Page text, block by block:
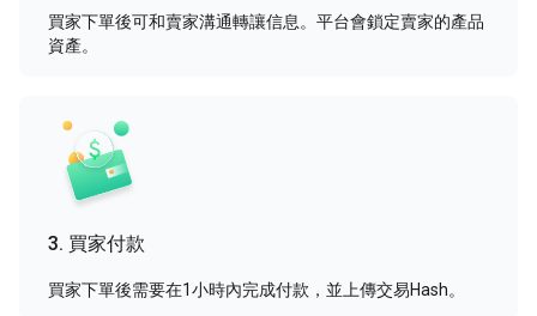
買家下單後可和賣家溝通轉讓信息。平台會鎖定賣家的產品
資產。
3. 買家付款
買家下單後需要在1小時內完成付款，並上傳交易Hash。